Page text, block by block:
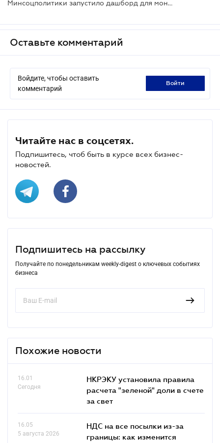
Минсоцполитики запустило дашборд для мониторинга ввоза и учета гуманитарной помощи
Оставьте комментарий
Войдите, чтобы оставить
комментарий
войти
Читайте нас в соцсетях.
Подпишитесь, чтоб быть в курсе всех бизнес-
новостей.
Подпишитесь на рассылку
Получайте по понедельникам weekly-digest о ключевых событиях
бизнеса
Похожие новости
16.01
Сегодня
НКРЭКУ установила правила
расчета "зеленой" доли в счете
за свет
16.05
5 августа 2026
НДС на все посылки из-за
границы: как изменится